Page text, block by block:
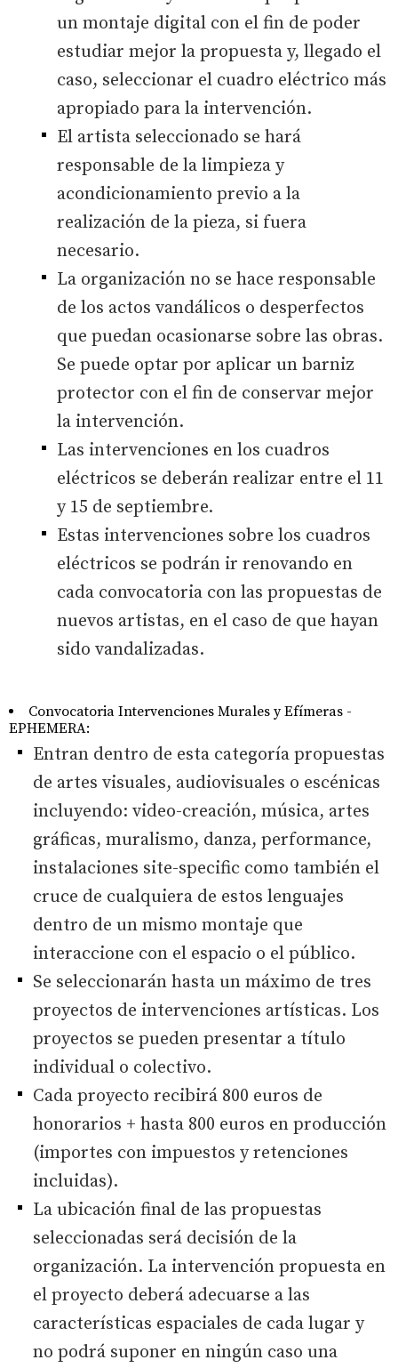
un montaje digital con el fin de poder
estudiar mejor la propuesta y, llegado el
caso, seleccionar el cuadro eléctrico más
apropiado para la intervención.
El artista seleccionado se hará
responsable de la limpieza y
acondicionamiento previo a la
realización de la pieza, si fuera
necesario.
La organización no se hace responsable
de los actos vandálicos o desperfectos
que puedan ocasionarse sobre las obras.
Se puede optar por aplicar un barniz
protector con el fin de conservar mejor
la intervención.
Las intervenciones en los cuadros
eléctricos se deberán realizar entre el 11
y 15 de septiembre.
Estas intervenciones sobre los cuadros
eléctricos se podrán ir renovando en
cada convocatoria con las propuestas de
nuevos artistas, en el caso de que hayan
sido vandalizadas.
Convocatoria Intervenciones Murales y Efímeras -
EPHEMERA:
Entran dentro de esta categoría propuestas
de artes visuales, audiovisuales o escénicas
incluyendo: video-creación, música, artes
gráficas, muralismo, danza, performance,
instalaciones site-specific como también el
cruce de cualquiera de estos lenguajes
dentro de un mismo montaje que
interaccione con el espacio o el público.
Se seleccionarán hasta un máximo de tres
proyectos de intervenciones artísticas. Los
proyectos se pueden presentar a título
individual o colectivo.
Cada proyecto recibirá 800 euros de
honorarios + hasta 800 euros en producción
(importes con impuestos y retenciones
incluidas).
La ubicación final de las propuestas
seleccionadas será decisión de la
organización. La intervención propuesta en
el proyecto deberá adecuarse a las
características espaciales de cada lugar y
no podrá suponer en ningún caso una